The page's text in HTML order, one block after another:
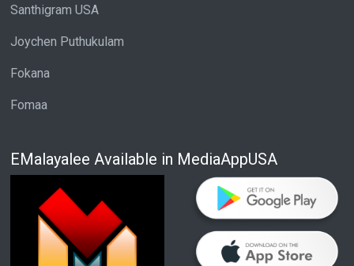
Santhigram USA
Joychen Puthukulam
Fokana
Fomaa
EMalayalee Available in MediaAppUSA